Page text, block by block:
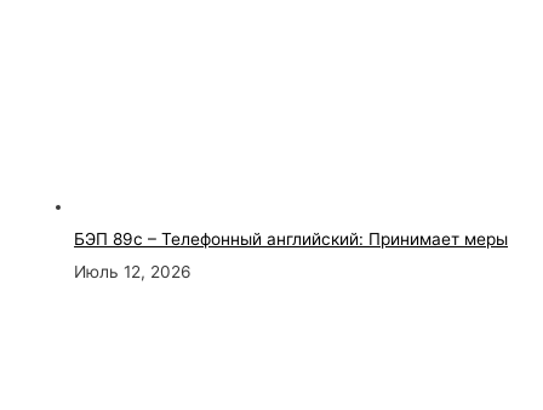
БЭП 89с – Телефонный английский: Принимает меры
Июль 12, 2026